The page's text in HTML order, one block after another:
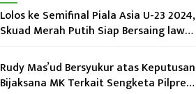
Lolos ke Semifinal Piala Asia U-23 2024,
Skuad Merah Putih Siap Bersaing lawan
Rudy Mas’ud Bersyukur atas Keputusan
Bijaksana MK Terkait Sengketa Pilpres